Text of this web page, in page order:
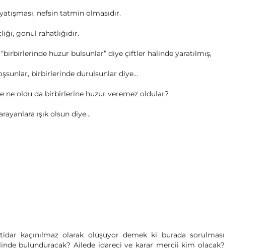
nefsin tatmin olmasıdır.
gönül rahatlığıdır.
“birbirlerinde huzur bulsunlar” diye çiftler halinde yaratılmış,
birbirlerinde durulsunlar diye...
ne oldu da birbirlerine huzur veremez oldular?
ışık olsun diye...
kaçınılmaz olarak oluşuyor demek ki burada sorulması
bulunduracak? Ailede idareci ve karar mercii kim olacak?